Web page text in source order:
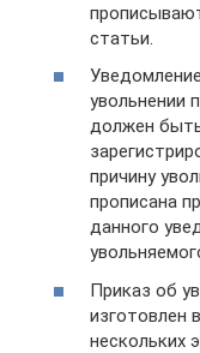
статьи.
увольнении
должен
причину
прописана
данного
Приказ об
изготовлен
нескольких